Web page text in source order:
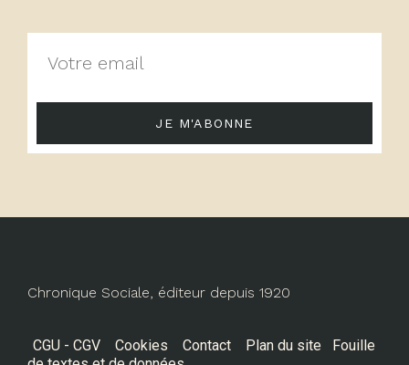
JE M'ABONNE
Chronique Sociale, éditeur depuis 1920
CGU - CGV Cookies Contact Plan du site
Fouille